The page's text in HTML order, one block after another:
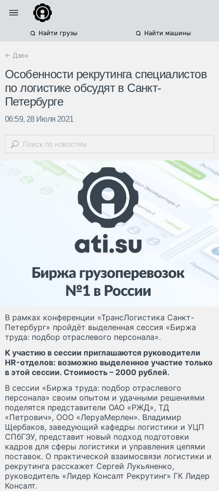
Найти грузы Найти машины
← Дзен
Особенности рекрутинга специалистов
по логистике обсудят в Санкт-
Петербурге
06:59, 28 Июля 2021
В рамках конференции «ТрансЛогистика Санкт-
Петербург» пройдёт выделенная сессия «Биржа
труда: подбор отраслевого персонала».
К участию в сессии приглашаются руководители
HR-отделов: возможно выделенное участие только
в этой сессии. Стоимость – 2000 рублей.
В сессии «Биржа труда: подбор отраслевого
персонала» своим опытом и удачными решениями
поделятся представители ОАО «РЖД», ТД
«Петрович», ООО «ЛеруаМерлен». Владимир
Щербаков, заведующий кафедры логистики и УЦП
СПбГЭУ, представит новый подход подготовки
кадров для сферы логистики и управления цепями
поставок. О практической взаимосвязи логистики и
рекрутинга расскажет Сергей Лукьяненко,
руководитель «Лидер Консалт Рекрутинг» ГК Лидер
Консалт.